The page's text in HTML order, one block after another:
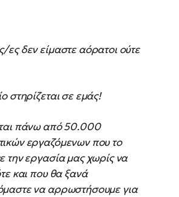
δεν είμαστε αόρατοι ούτε
στηρίζεται σε εμάς!
πάνω από 50.000
εργαζόμενων που το
την εργασία μας χωρίς να
και που θα ξανά
να αρρωστήσουμε για